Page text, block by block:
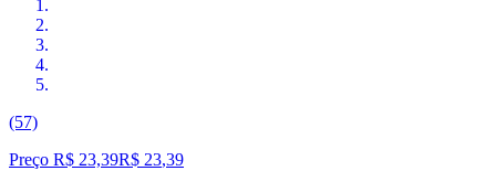
(57)
Preço R$ 23,39R$ 23,39